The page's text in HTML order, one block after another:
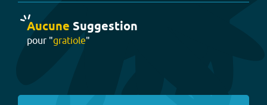
Aucune Suggestion
pour "gratiole"